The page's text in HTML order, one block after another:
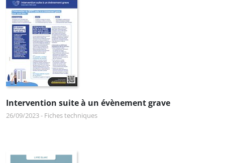
Intervention suite à un évènement grave
26/09/2023- Fiches techniques